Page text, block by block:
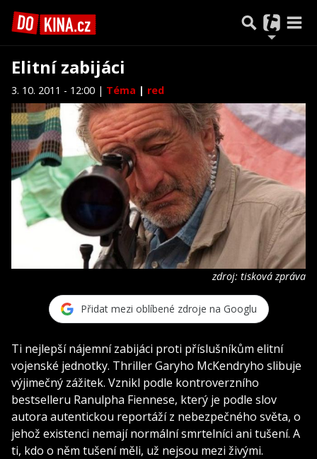
Elitní zabijáci
3. 10. 2011 - 12:00 | Téma | red
zdroj: tisková zpráva
Přidat mezi oblíbené zdroje na Googlu
Ti nejlepší nájemní zabijáci proti příslušníkům elitní
vojenské jednotky. Thriller Garyho McKendryho slibuje
výjimečný zážitek. Vznikl podle kontroverzního
bestselleru Ranulpha Fiennese, který je podle slov
autora autentickou reportáží z nebezpečného světa, o
jehož existenci nemají normální smrtelníci ani tušení. A
ti, kdo o něm tušení měli, už nejsou mezi živými.